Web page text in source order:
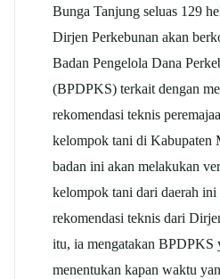
Bunga Tanjung seluas 129
Dirjen Perkebunan akan
Badan Pengelola Dana
(BPDPKS) terkait dengan
rekomendasi teknis
kelompok tani di Kabupaten
badan ini akan melakukan
kelompok tani dari daerah
rekomendasi teknis dari
itu, ia mengatakan BPDPKS
menentukan kapan waktu